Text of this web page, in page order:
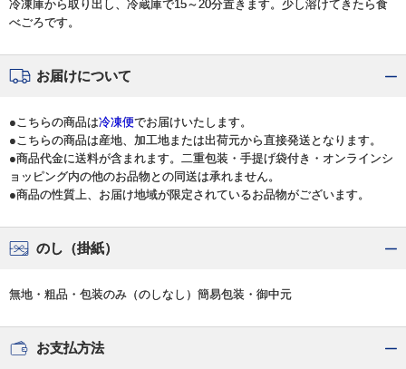
冷凍庫から取り出し、冷蔵庫で15～20分置きます。少し溶けてきたら食
べごろです。
お届けについて
●こちらの商品は冷凍便でお届けいたします。
●こちらの商品は産地、加工地または出荷元から直接発送となります。
●商品代金に送料が含まれます。二重包装・手提げ袋付き・オンラインシ
ョッピング内の他のお品物との同送は承れません。
●商品の性質上、お届け地域が限定されているお品物がございます。
のし（掛紙）
無地・粗品・包装のみ（のしなし）簡易包装・御中元
お支払方法